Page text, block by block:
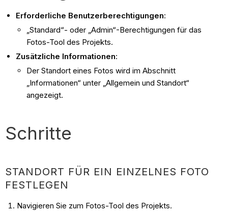
Erforderliche Benutzerberechtigungen:
„Standard“- oder „Admin“-Berechtigungen für das
Fotos-Tool des Projekts.
Zusätzliche Informationen:
Der Standort eines Fotos wird im Abschnitt
„Informationen“ unter „Allgemein und Standort“
angezeigt.
Schritte
STANDORT FÜR EIN EINZELNES FOTO
FESTLEGEN
Navigieren Sie zum Fotos-Tool des Projekts.